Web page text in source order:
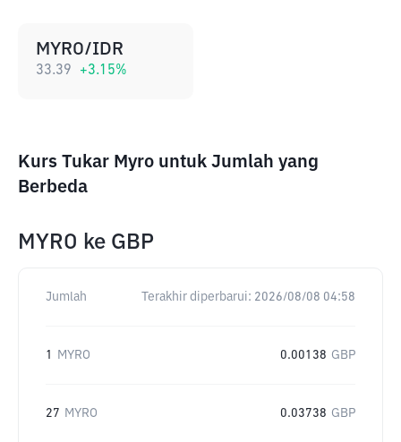
MYRO/IDR
33.39 +3.15%
Kurs Tukar Myro untuk Jumlah yang
Berbeda
MYRO ke GBP
Jumlah Terakhir diperbarui: 2026/08/08 04:58
1 MYRO 0.00138 GBP
27 MYRO 0.03738 GBP